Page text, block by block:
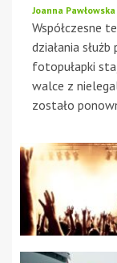
Joanna Pawłowska
Współczesne
działania
fotopułapki
walce z
zostało